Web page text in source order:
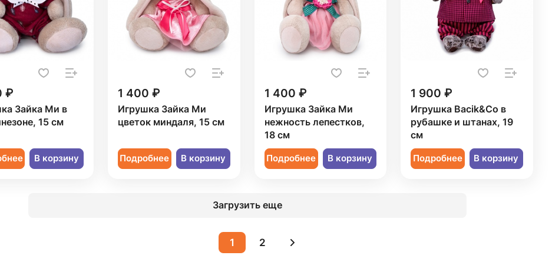
₽
Зайка Ми в
15 см
В корзину
1 400 ₽
Игрушка Зайка Ми
цветок миндаля, 15 см
Подробнее В корзину
1 400 ₽
Игрушка Зайка Ми
нежность лепестков,
18 см
Подробнее В корзину
1 900 ₽
Игрушка Bacik&Co в
рубашке и штанах, 19
см
Подробнее В корзину
Загрузить еще
1 2